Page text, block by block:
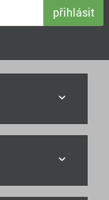
přihlásit